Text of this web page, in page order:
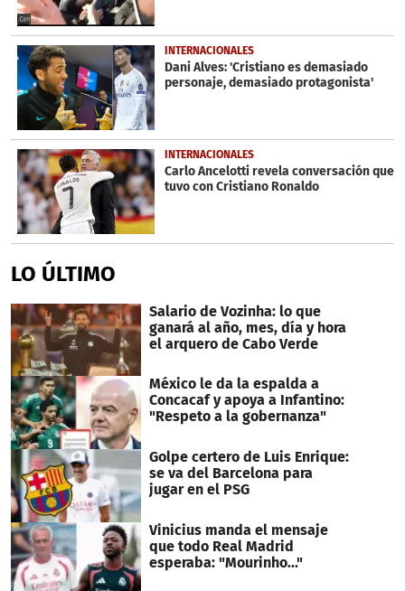
INTERNACIONALES
Dani Alves: 'Cristiano es demasiado
personaje, demasiado protagonista'
INTERNACIONALES
Carlo Ancelotti revela conversación que
tuvo con Cristiano Ronaldo
LO ÚLTIMO
Salario de Vozinha: lo que
ganará al año, mes, día y hora
el arquero de Cabo Verde
México le da la espalda a
Concacaf y apoya a Infantino:
"Respeto a la gobernanza"
Golpe certero de Luis Enrique:
se va del Barcelona para
jugar en el PSG
Vinicius manda el mensaje
que todo Real Madrid
esperaba: "Mourinho..."